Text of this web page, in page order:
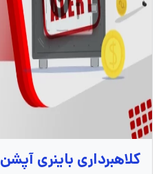
کلاهبرداری باینری آپشن